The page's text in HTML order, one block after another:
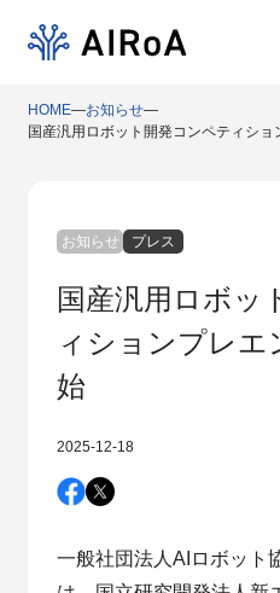
HOME―お知らせ―
お知らせ プレス
国産汎用ロボッ
ィションプレエ
始
2025-12-18
一般社団法人AIロボット